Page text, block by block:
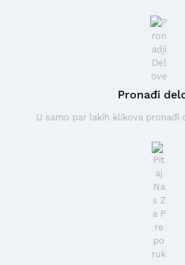
Pronađi
U samo par lakih klikova